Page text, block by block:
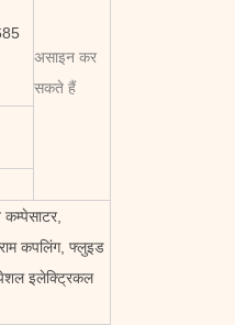
असाइन कर
सकते हैं
कपलिंग, फ्लुइड
इलेक्ट्रिकल